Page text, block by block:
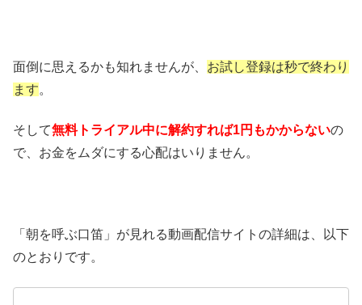
面倒に思えるかも知れませんが、 お試し登録は秒で終わり
ます。
そして無料トライアル中に解約すれば1円もかからないの
で、お金をムダにする心配はいりません。
「朝を呼ぶ口笛」が見れる動画配信サイトの詳細は、以下
のとおりです。